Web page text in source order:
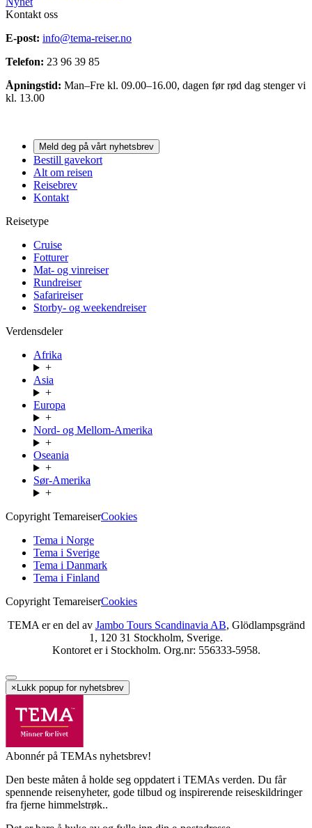
Kontakt oss
E-post: info@tema-reiser.no
Telefon: 23 96 39 85
Åpningstid: Man–Fre kl. 09.00–16.00, dagen før rød dag stenger vi
kl. 13.00
Meld deg på vårt nyhetsbrev
Bestill gavekort
Alt om reisen
Reisebrev
Kontakt
Reisetype
Cruise
Fotturer
Mat- og vinreiser
Rundreiser
Safarireiser
Storby- og weekendreiser
Verdensdeler
Afrika
+
Asia
+
Europa
+
Nord- og Mellom-Amerika
+
Oseania
+
Sør-Amerika
+
Copyright TemareiserCookies
Tema i Norge
Tema i Sverige
Tema i Danmark
Tema i Finland
Copyright TemareiserCookies
TEMA er en del av Jambo Tours Scandinavia AB, Glödlampsgränd
1, 120 31 Stockholm, Sverige.
Kontoret er i Stockholm. Org.nr: 556333-5958.
× Lukk popup for nyhetsbrev
Abonnér på TEMAs nyhetsbrev!
Den beste måten å holde seg oppdatert i TEMAs verden. Du får
spennende reisenyheter, gode tilbud og inspirerende reiseskildringer
fra fjerne himmelstrøk..